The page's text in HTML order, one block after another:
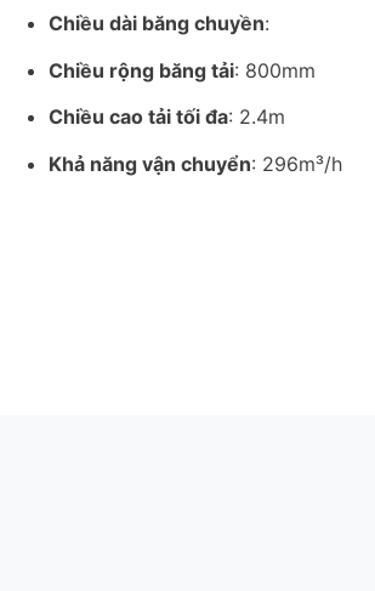
Chiều dài băng chuyền:
Chiều rộng băng tải: 800mm
Chiều cao tải tối đa: 2.4m
Khả năng vận chuyển: 296m³/h